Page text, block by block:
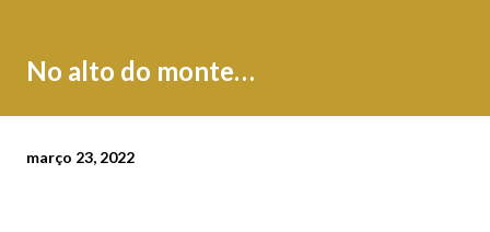
No alto do monte…
março 23, 2022